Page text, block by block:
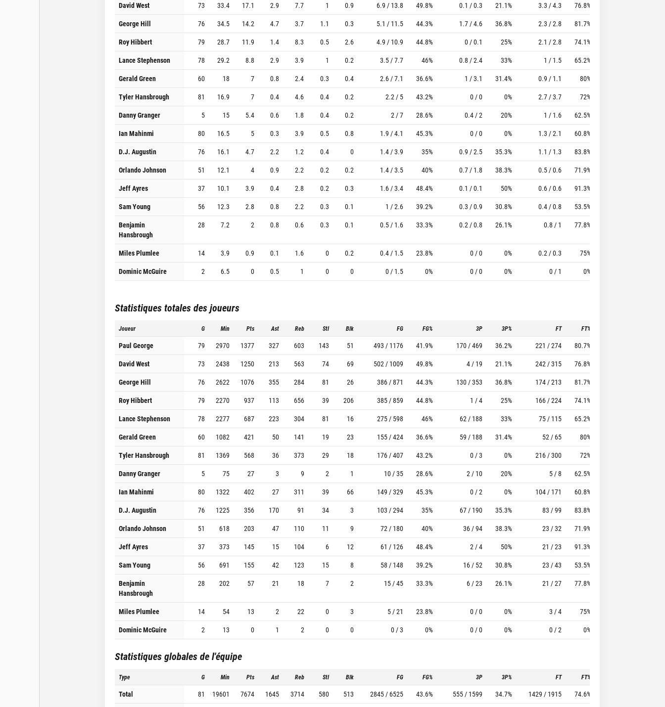
David West
73 33.4 17.1 2.9 7.7 1 0.9 6.9 / 13.8 49.8% 0.1 / 0.3 21.1% 3.3 / 4.3 76.8%
George Hill
76 34.5 14.2 4.7 3.7 1.1 0.3 5.1 / 11.5 44.3% 1.7 / 4.6 36.8% 2.3 / 2.8 81.7%
Roy Hibbert
79 28.7 11.9 1.4 8.3 0.5 2.6 4.9 / 10.9 44.8% 0 / 0.1 25% 2.1 / 2.8 74.1%
Lance Stephenson
78 29.2 8.8 2.9 3.9 1 0.2 3.5 / 7.7 46% 0.8 / 2.4 33% 1 / 1.5 65.2%
Gerald Green
60 18 7 0.8 2.4 0.3 0.4 2.6 / 7.1 36.6% 1 / 3.1 31.4% 0.9 / 1.1 80%
Tyler Hansbrough
81 16.9 7 0.4 4.6 0.4 0.2 2.2 / 5 43.2% 0 / 0 0% 2.7 / 3.7 72%
Danny Granger
5 15 5.4 0.6 1.8 0.4 0.2 2 / 7 28.6% 0.4 / 2 20% 1 / 1.6 62.5%
Ian Mahinmi
80 16.5 5 0.3 3.9 0.5 0.8 1.9 / 4.1 45.3% 0 / 0 0% 1.3 / 2.1 60.8%
D.J. Augustin
76 16.1 4.7 2.2 1.2 0.4 0 1.4 / 3.9 35% 0.9 / 2.5 35.3% 1.1 / 1.3 83.8%
Orlando Johnson
51 12.1 4 0.9 2.2 0.2 0.2 1.4 / 3.5 40% 0.7 / 1.8 38.3% 0.5 / 0.6 71.9%
Jeff Ayres
37 10.1 3.9 0.4 2.8 0.2 0.3 1.6 / 3.4 48.4% 0.1 / 0.1 50% 0.6 / 0.6 91.3%
Sam Young
56 12.3 2.8 0.8 2.2 0.3 0.1 1 / 2.6 39.2% 0.3 / 0.9 30.8% 0.4 / 0.8 53.5%
Benjamin
Hansbrough
28 7.2 2 0.8 0.6 0.3 0.1 0.5 / 1.6 33.3% 0.2 / 0.8 26.1% 0.8 / 1 77.8%
Miles Plumlee 14 3.9 0.9 0.1 1.6 0 0.2 0.4 / 1.5 23.8% 0 / 0 0% 0.2 / 0.3 75%
Dominic McGuire
2 6.5 0 0.5 1 0 0 0 / 1.5 0% 0 / 0 0% 0 / 1 0%
Statistiques totales des joueurs
Joueur G Min Pts Ast Reb Stl Blk FG FG% 3P 3P% FT FT%
Paul George 79 2970 1377 327 603 143 51 493 / 1176 41.9% 170 / 469 36.2% 221 / 274 80.7%
David West
73 2438 1250 213 563 74 69 502 / 1009 49.8% 4 / 19 21.1% 242 / 315 76.8%
George Hill
76 2622 1076 355 284 81 26 386 / 871 44.3% 130 / 353 36.8% 174 / 213 81.7%
Roy Hibbert
79 2270 937 113 656 39 206 385 / 859 44.8% 1 / 4 25% 166 / 224 74.1%
Lance Stephenson
78 2277 687 223 304 81 16 275 / 598 46% 62 / 188 33% 75 / 115 65.2%
Gerald Green
60 1082 421 50 141 19 23 155 / 424 36.6% 59 / 188 31.4% 52 / 65 80%
Tyler Hansbrough
81 1369 568 36 373 29 18 176 / 407 43.2% 0 / 3 0% 216 / 300 72%
Danny Granger
5 75 27 3 9 2 1 10 / 35 28.6% 2 / 10 20% 5 / 8 62.5%
Ian Mahinmi
80 1322 402 27 311 39 66 149 / 329 45.3% 0 / 2 0% 104 / 171 60.8%
D.J. Augustin
76 1225 356 170 91 34 3 103 / 294 35% 67 / 190 35.3% 83 / 99 83.8%
Orlando Johnson
51 618 203 47 110 11 9 72 / 180 40% 36 / 94 38.3% 23 / 32 71.9%
Jeff Ayres
37 373 145 15 104 6 12 61 / 126 48.4% 2 / 4 50% 21 / 23 91.3%
Sam Young
56 691 155 42 123 15 8 58 / 148 39.2% 16 / 52 30.8% 23 / 43 53.5%
Benjamin
Hansbrough
28 202 57 21 18 7 2 15 / 45 33.3% 6 / 23 26.1% 21 / 27 77.8%
Miles Plumlee 14 54 13 2 22 0 3 5 / 21 23.8% 0 / 0 0% 3 / 4 75%
Dominic McGuire
2 13 0 1 2 0 0 0 / 3 0% 0 / 0 0% 0 / 2 0%
Statistiques globales de l'équipe
Type G Min Pts Ast Reb Stl Blk FG FG% 3P 3P% FT FT%
Total 81 19601 7674 1645 3714 580 513 2845 / 6525 43.6% 555 / 1599 34.7% 1429 / 1915 74.6%